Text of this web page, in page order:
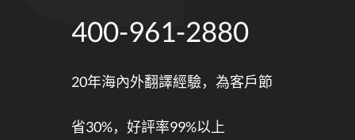
20年海內外翻譯經驗，為客戶節
省30%，好評率99%以上